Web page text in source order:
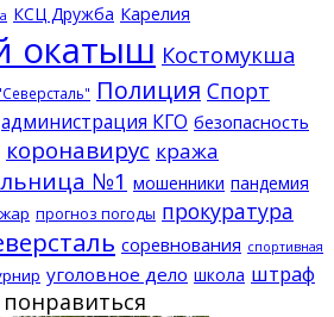
КСЦ Дружба Карелия
окатыш Костомукша
Полиция Спорт
администрация КГО безопасность
коронавирус кража
№1 мошенники пандемия
прогноз погоды прокуратура
соревнования спортивная
уголовное дело школа штраф